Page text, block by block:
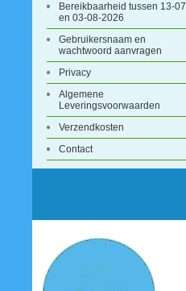
Bereikbaarheid tussen 13-07
en 03-08-2026
Gebruikersnaam en
wachtwoord aanvragen
Privacy
Algemene
Leveringsvoorwaarden
Verzendkosten
Contact